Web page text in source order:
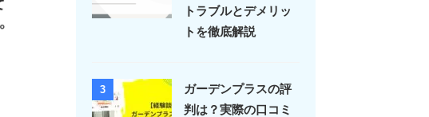
トラブルとデメリッ
トを徹底解説
3
ガーデンプラスの評
判は？実際の口コミ